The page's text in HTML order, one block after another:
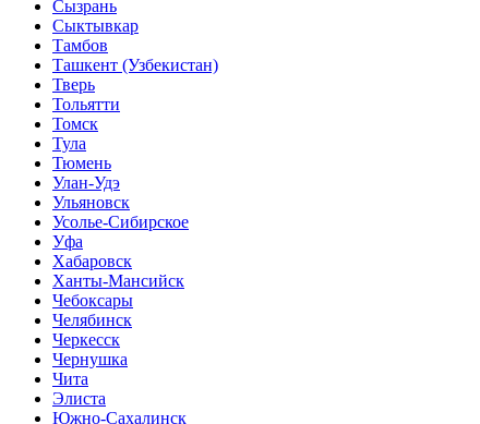
Сызрань
Сыктывкар
Тамбов
Ташкент (Узбекистан)
Тверь
Тольятти
Томск
Тула
Тюмень
Улан-Удэ
Ульяновск
Усолье-Сибирское
Уфа
Хабаровск
Ханты-Мансийск
Чебоксары
Челябинск
Черкесск
Чернушка
Чита
Элиста
Южно-Сахалинск